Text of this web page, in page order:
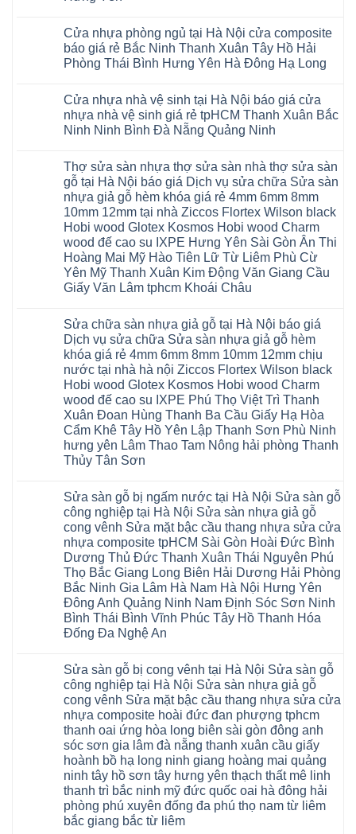
Đức
Hoài
Đức
Ninh
Phòng
Tứ
Kỳ
Đan
Phượng
Quảng
Ninh
Thanh
Miện
Nghệ
An
Thanh
Hà
Bình
Thái
Bình
Thanh
Phụ
Phú
Thọ
Lào
Tuyên
Quang
Hưng
Yên
Nghệ
An
Quảng
Thọ
Bắc
Ninh
Tuyên
Từ
Liêm
Đan
Phượng
Bình
Hải
Phòng
Nguyên
định
tại
Việt
Nam
4mm
6mm
đế
cao
su
composite
giả
vân
gỗ
tạo
sang
trọng
bình
luận
ở
Sàn
4mm
giá
bao
nhiêu
Sàn
Glotex
có
tốt
không
sàn
nhựa
glotex
nước
nào
Hà
Nội
tpHCM
Đà
Nẵng
Gia
Phú
Thọ
Phòng
Sóc
Sơn
Ninh
Bình
Hưng
Yên
Cửa nhựa phòng ngủ tại Hà Nội cửa composite
báo giá rẻ Bắc Ninh Thanh Xuân Tây Hồ Hải
Phòng Thái Bình Hưng Yên Hà Đông Hạ Long
bình
luận
ở
Cửa
ngủ
tại
Hà
Nội
cửa
composite
báo
giá
rẻ
Bắc
Ninh
Thanh
Xuân
Hải
Phòng
Thái
Bình
Hưng
Yên
Hà
Đông
Hạ
Long
Cửa nhựa nhà vệ sinh tại Hà Nội báo giá cửa
nhựa nhà vệ sinh giá rẻ tpHCM Thanh Xuân Bắc
Ninh Ninh Bình Đà Nẵng Quảng Ninh
bình
luận
ở
Cửa
nhựa
nhà
vệ
sinh
tại
Hà
Nội
giá
nhà
sinh
giá
tpHCM
Thanh
Bắc
Ninh
Ninh
Bình
Đà
Nẵng
Quảng
Thợ sửa sàn nhựa thợ sửa sàn nhà thợ sửa sàn
gỗ tại Hà Nội báo giá Dịch vụ sửa chữa Sửa sàn
nhựa giả gỗ hèm khóa giá rẻ 4mm 6mm 8mm
10mm 12mm tại nhà Ziccos Flortex Wilson black
Hobi wood Glotex Kosmos Hobi wood Charm
wood đế cao su IXPE Hưng Yên Sài Gòn Ân Thi
Hoàng Mai Mỹ Hào Tiên Lữ Từ Liêm Phù Cừ
Yên Mỹ Thanh Xuân Kim Động Văn Giang Cầu
Giấy Văn Lâm tphcm Khoái Châu
bình
luận
ở
Thợ
sửa
sàn
nhựa
thợ
sửa
sàn
nhà
sửa
sàn
Nội
báo
Dịch
vụ
sửa
chữa
Sửa
sàn
nhựa
giả
gỗ
hèm
khóa
4mm
6mm
8mm
10mm
12mm
tại
nhà
Ziccos
Flortex
Wilson
black
Hobi
wood
Glotex
Kosmos
Hobi
Sửa chữa sàn nhựa giả gỗ tại Hà Nội báo giá
Dịch vụ sửa chữa Sửa sàn nhựa giả gỗ hèm
khóa giá rẻ 4mm 6mm 8mm 10mm 12mm chịu
nước tại nhà hà nội Ziccos Flortex Wilson black
Hobi wood Glotex Kosmos Hobi wood Charm
wood đế cao su IXPE Phú Thọ Việt Trì Thanh
Xuân Đoan Hùng Thanh Ba Cầu Giấy Hạ Hòa
Cẩm Khê Tây Hồ Yên Lập Thanh Sơn Phù Ninh
hưng yên Lâm Thao Tam Nông hải phòng Thanh
Thủy Tân Sơn
bình
luận
ở
Sửa
chữa
sàn
nhựa
giả
gỗ
tại
Hà
Nội
báo
giá
sửa
chữa
Sửa
nhựa
giả
gỗ
hèm
khóa
giá
rẻ
4mm
6mm
8mm
10mm
12mm
chịu
Sửa sàn gỗ bị ngấm nước tại Hà Nội Sửa sàn gỗ
công nghiệp tại Hà Nội Sửa sàn nhựa giả gỗ
cong vênh Sửa mặt bậc cầu thang nhựa sửa cửa
nhựa composite tpHCM Sài Gòn Hoài Đức Bình
Dương Thủ Đức Thanh Xuân Thái Nguyên Phú
Thọ Bắc Giang Long Biên Hải Dương Hải Phòng
Bắc Ninh Gia Lâm Hà Nam Hà Nội Hưng Yên
Đông Anh Quảng Ninh Nam Định Sóc Sơn Ninh
Bình Thái Bình Vĩnh Phúc Tây Hồ Thanh Hóa
Đống Đa Nghệ An
bình
luận
ở
Sửa
sàn
gỗ
bị
ngấm
nước
tại
Hà
Sửa
sàn
gỗ
công
Sửa sàn gỗ bị cong vênh tại Hà Nội Sửa sàn gỗ
công nghiệp tại Hà Nội Sửa sàn nhựa giả gỗ
cong vênh Sửa mặt bậc cầu thang nhựa sửa cửa
nhựa composite hoài đức đan phượng tphcm
thanh oai ứng hòa long biên sài gòn đông anh
sóc sơn gia lâm đà nẵng thanh xuân cầu giấy
hoành bồ hạ long ninh giang hoàng mai quảng
ninh tây hồ sơn tây hưng yên thạch thất mê linh
thanh trì bắc ninh mỹ đức quốc oai hà đông hải
phòng phú xuyên đống đa phú thọ nam từ liêm
bắc giang bắc từ liêm